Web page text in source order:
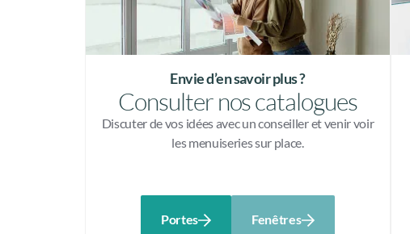
Envie d’en savoir plus ?
Consulter nos catalogues
Discuter de vos idées avec un conseiller et venir voir
les menuiseries sur place.
Portes Fenêtres